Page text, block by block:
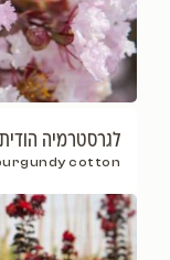
לגרסטרמיה הודית
cotton"